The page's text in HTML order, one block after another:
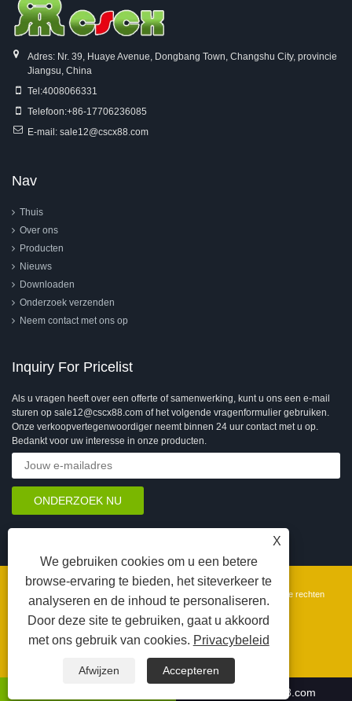
Adres: Nr. 39, Huaye Avenue, Dongbang Town, Changshu City, provincie
Jiangsu, China
Tel:4008066331
Telefoon:+86-17706236085
E-mail: sale12@cscx88.com
Nav
Thuis
Over ons
Producten
Nieuws
Downloaden
Onderzoek verzenden
Neem contact met ons op
Inquiry For Pricelist
Als u vragen heeft over een offerte of samenwerking, kunt u ons een e-mail
sturen op sale12@cscx88.com of het volgende vragenformulier gebruiken.
Onze verkoopvertegenwoordiger neemt binnen 24 uur contact met u op.
Bedankt voor uw interesse in onze producten.
Copyright © 2026 Changshu Changxin Textile Equipment Co., Ltd. Alle rechten
voorbehouden.
苏公安备 32058102002902号
Koppelingen
Sitemap RSS XML Privacy Policy
X
We gebruiken cookies om u een betere
browse-ervaring te bieden, het siteverkeer te
analyseren en de inhoud te personaliseren.
Door deze site te gebruiken, gaat u akkoord
met ons gebruik van cookies. Privacybeleid
Afwijzen
Accepteren
sale12@cscx88.com